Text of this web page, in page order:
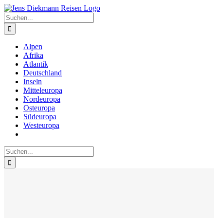
Zum
Inhalt
springen
Suche
nach:
Alpen
Afrika
Atlantik
Deutschland
Inseln
Mitteleuropa
Nordeuropa
Osteuropa
Südeuropa
Westeuropa
Suche
nach: